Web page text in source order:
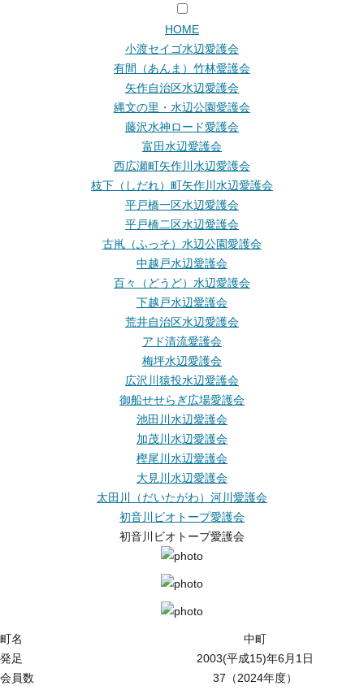
HOME
小渡セイゴ水辺愛護会
有間（あんま）竹林愛護会
矢作自治区水辺愛護会
縄文の里・水辺公園愛護会
藤沢水神ロード愛護会
富田水辺愛護会
西広瀬町矢作川水辺愛護会
枝下（しだれ）町矢作川水辺愛護会
平戸橋一区水辺愛護会
平戸橋二区水辺愛護会
古鼡（ふっそ）水辺公園愛護会
中越戸水辺愛護会
百々（どうど）水辺愛護会
下越戸水辺愛護会
荒井自治区水辺愛護会
アド清流愛護会
梅坪水辺愛護会
広沢川猿投水辺愛護会
御船せせらぎ広場愛護会
池田川水辺愛護会
加茂川水辺愛護会
樫尾川水辺愛護会
大見川水辺愛護会
太田川（だいたがわ）河川愛護会
初音川ビオトープ愛護会
初音川ビオトープ愛護会
町名
中町
発足
2003(平成15)年6月1日
会員数
37（2024年度）